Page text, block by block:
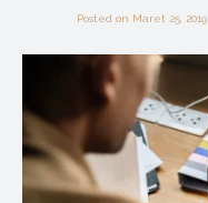
Posted on Maret 25, 2019